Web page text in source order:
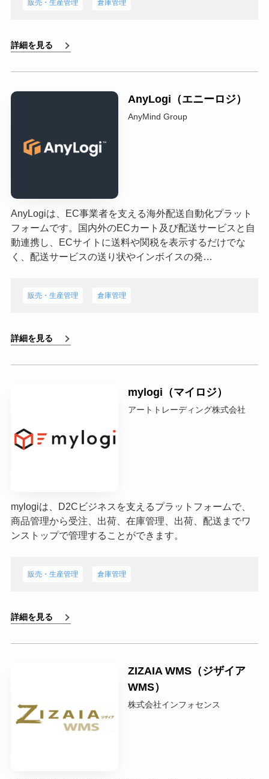
販売・生産管理 倉庫管理
詳細を見る
AnyLogi（エニーロジ）
AnyMind Group
AnyLogiは、EC事業者を支える海外配送自動化プラット
フォームです。国内外のECカート及び配送サービスと自
動連携し、ECサイトに送料や関税を表示するだけでな
く、配送サービスの送り状やインボイスの発…
販売・生産管理 倉庫管理
詳細を見る
mylogi（マイロジ）
アートトレーディング株式会社
mylogiは、D2Cビジネスを支えるプラットフォームで、
商品管理から受注、出荷、在庫管理、出荷、配送までワ
ンストップで管理することができます。
販売・生産管理 倉庫管理
詳細を見る
ZIZAIA WMS（ジザイア
WMS）
株式会社インフォセンス